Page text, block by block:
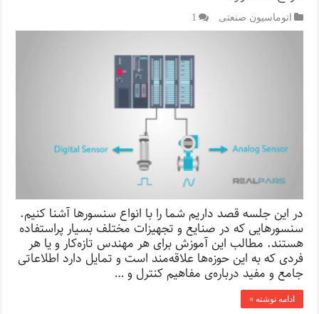
اتوماسیون صنعتی 1
در این جلسه قصد داریم شما را با انواع سنسورها آشنا کنیم.
سنسورهایی که در صنایع و تجهیزات مختلف بسیار پراستفاده
هستند. مطالب این آموزش برای هر مهندس تازه‌کار و یا هر
فردی که به این حوزه‌ها علاقه‌مند است و تمایل دارد اطلاعاتی
جامع و مفید درباره‌ی مفاهیم کنترل و …
ادامه نوشته »